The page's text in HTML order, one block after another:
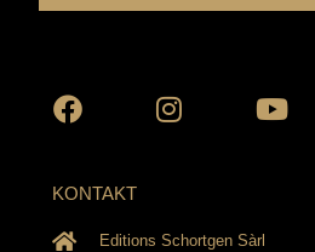
KONTAKT
Editions Schortgen Sàrl